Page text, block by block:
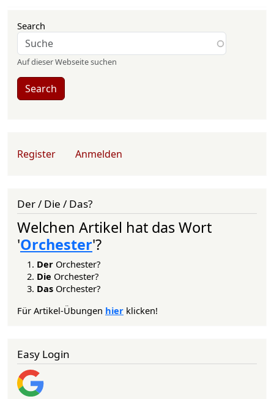
Search
Auf dieser Webseite suchen
Search
User account menu
Register Anmelden
Der / Die / Das?
Welchen Artikel hat das Wort
'Orchester'?
Der Orchester?
Die Orchester?
Das Orchester?
Für Artikel-Übungen hier klicken!
Easy Login